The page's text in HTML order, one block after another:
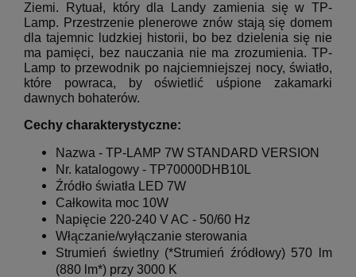
Ziemi.
Rytuał, który dla Landy zamienia się w TP-
Lamp. Przestrzenie plenerowe znów stają się domem
dla tajemnic ludzkiej historii, bo bez dzielenia się nie
ma pamięci, bez nauczania nie ma zrozumienia. TP-
Lamp to przewodnik po najciemniejszej nocy, światło,
które powraca, by oświetlić uśpione zakamarki
dawnych bohaterów.
Cechy charakterystyczne:
Nazwa - TP-LAMP 7W STANDARD VERSION
Nr. katalogowy - TP70000D H B10L
Źródło światła LED 7W
Całkowita moc 10W
Napięcie 220-240 V AC - 50/60 Hz
Włączanie/wyłączanie sterowania
Strumień świetlny (*Strumień źródłowy) 570 lm
(880 lm*) przy 3000 K